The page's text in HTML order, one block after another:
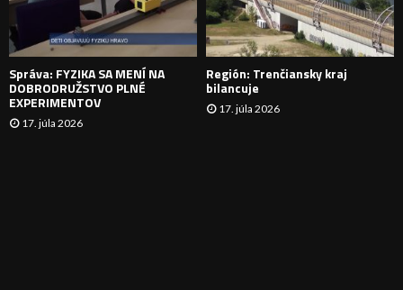
I
E
Správa: FYZIKA SA MENÍ NA
DOBRODRUŽSTVO PLNÉ
EXPERIMENTOV
17. júla 2026
Región: Trenčiansky kraj
bilancuje
17. júla 2026